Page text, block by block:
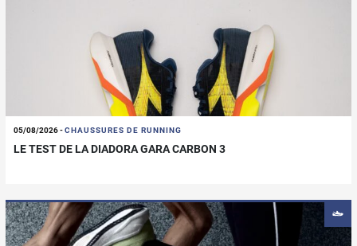
05/08/2026-CHAUSSURES DE RUNNING
LE TEST DE LA DIADORA GARA CARBON 3